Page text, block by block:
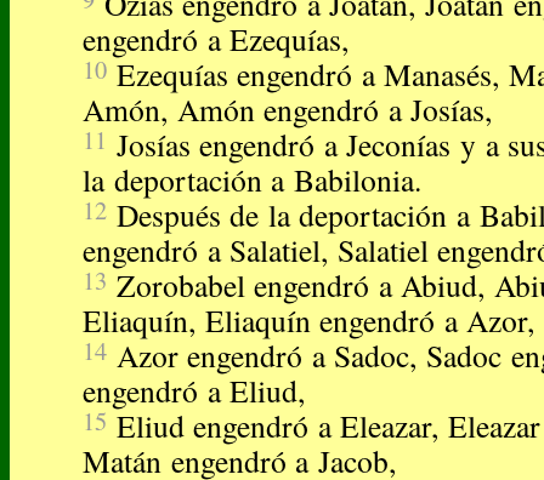
engendró a Ezequías,
10 Ezequías engendró a Manasés,
Amón, Amón engendró a Josías,
11 Josías engendró a Jeconías y a
la deportación a Babilonia.
12 Después de la deportación a
engendró a Salatiel, Salatiel
13 Zorobabel engendró a Abiud,
Eliaquín, Eliaquín engendró a Azor,
14 Azor engendró a Sadoc, Sadoc
engendró a Eliud,
15 Eliud engendró a Eleazar,
Matán engendró a Jacob,